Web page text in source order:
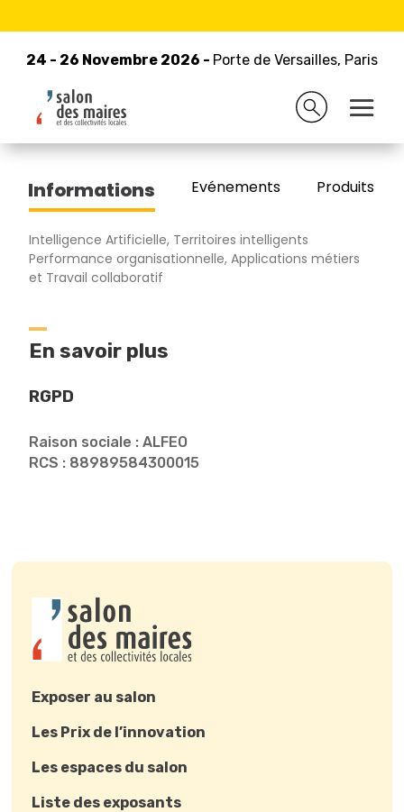
24 - 26 Novembre 2026 - Porte de Versailles, Paris
24 - 26 Novembre 2026 - Porte de Versailles, Paris
Retour à la liste des exposants
ALFEO
Informations Evénements Produits/
Intelligence Artificielle, Territoires intelligents
Performance organisationnelle, Applications métiers
et Travail collaboratif
En savoir plus
RGPD
Raison sociale : ALFEO
RCS : 88989584300015
Exposer au salon
Les Prix de l’innovation
Les espaces du salon
Liste des exposants